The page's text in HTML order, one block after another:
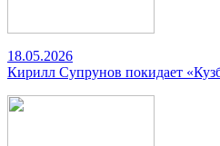
18.05.2026
Кирилл Супрунов покидает